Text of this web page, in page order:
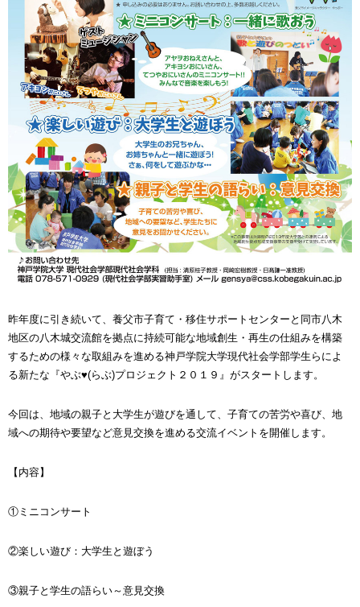
昨年度に引き続いて、養父市子育て・移住サポートセンターと同市八木
地区の八木城交流館を拠点に持続可能な地域創生・再生の仕組みを構築
するための様々な取組みを進める神戸学院大学現代社会学部学生らによ
る新たな『やぶ♥(らぶ)プロジェクト２０１９』がスタートします。
今回は、地域の親子と大学生が遊びを通して、子育ての苦労や喜び、地
域への期待や要望など意見交換を進める交流イベントを開催します。
【内容】
①ミニコンサート
②楽しい遊び：大学生と遊ぼう
③親子と学生の語らい～意見交換